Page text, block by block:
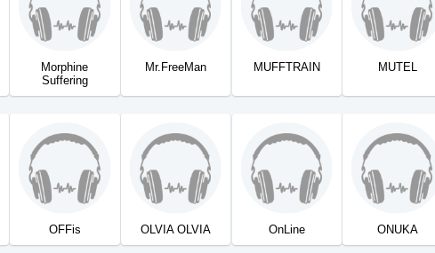
Morphine
Suffering
Mr.FreeMan MUFFTRAIN MUTEL
OFFis OLVIA OLVIA OnLine ONUKA